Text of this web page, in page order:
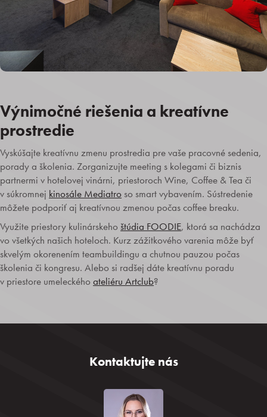
O sieti Trinity hotels
Výnimočné riešenia a kreatívne
prostredie
Vyskúšajte kreatívnu zmenu prostredia pre vaše pracovné sedenia,
porady a školenia. Zorganizujte meeting s kolegami či biznis
partnermi v hotelovej vinárni, priestoroch Wine, Coffee & Tea či
v súkromnej kinosále Mediatro so smart vybavením. Sústredenie
môžete podporiť aj kreatívnou zmenou počas coffee breaku.
Využite priestory kulinárskeho štúdia FOODIE, ktorá sa nachádza
vo všetkých našich hoteloch. Kurz zážitkového varenia môže byť
skvelým okorenením teambuildingu a chutnou pauzou počas
školenia či kongresu. Alebo si radšej dáte kreatívnu poradu
v priestore umeleckého ateliéru Artclub?
Kontaktujte nás